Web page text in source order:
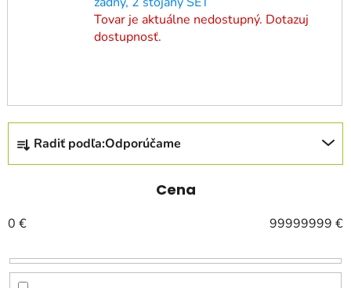
Tovar je aktuálne nedostupný. Dotazuj
dostupnosť.
R
a
d
n
i
e
p
Radiť podľa:Odporúčame
Cena
0 € 99999999 €